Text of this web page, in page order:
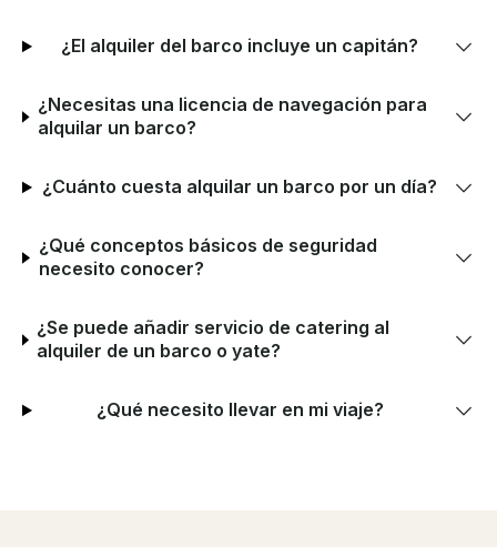
¿El alquiler del barco incluye un capitán?
¿Necesitas una licencia de navegación para
alquilar un barco?
¿Cuánto cuesta alquilar un barco por un día?
¿Qué conceptos básicos de seguridad
necesito conocer?
¿Se puede añadir servicio de catering al
alquiler de un barco o yate?
¿Qué necesito llevar en mi viaje?